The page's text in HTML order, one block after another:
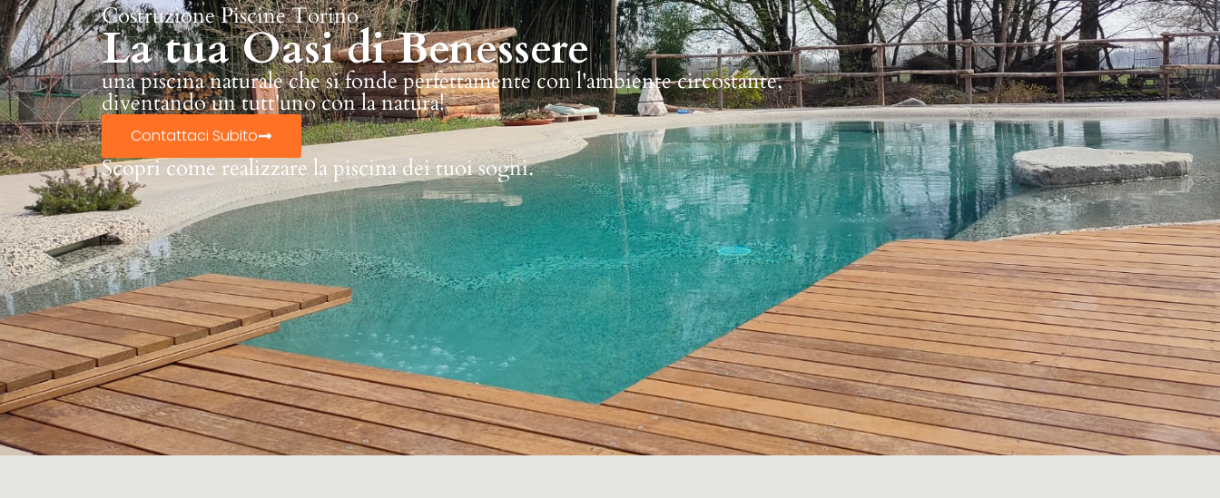
Costruzione Piscine Torino
La tua Oasi di Benessere
una piscina naturale che si fonde perfettamente con l'ambiente circostante,
diventando un tutt'uno con la natura!
Contattaci Subito
Scopri come realizzare la piscina dei tuoi sogni.